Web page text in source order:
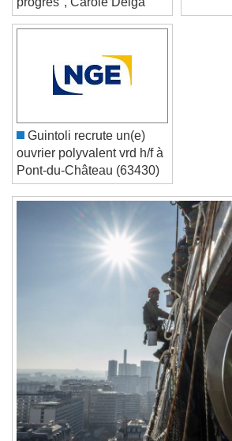
Font Size
Text Edge Style
Reset
Done
Close Modal Dialog
End of dialog window.
progrès", Carole Delga
Guintoli recrute un(e)
ouvrier polyvalent vrd h/f à
Pont-du-Château (63430)